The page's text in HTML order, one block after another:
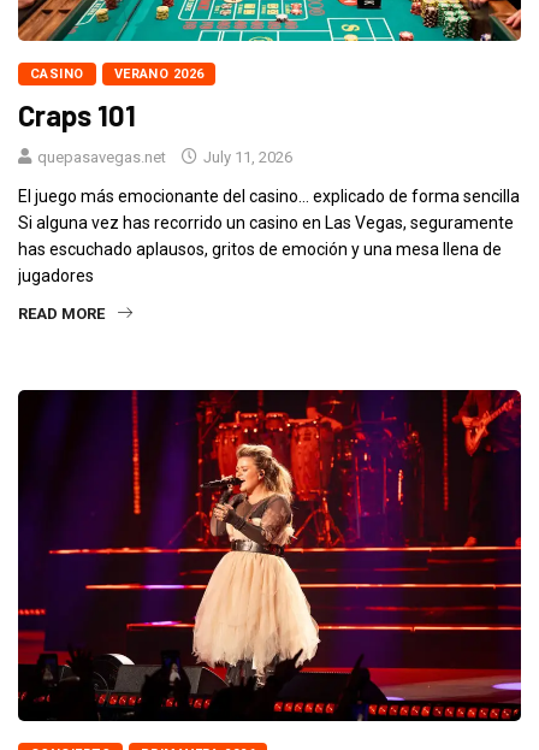
CASINO VERANO 2026
Craps 101
quepasavegas.net July 11, 2026
El juego más emocionante del casino… explicado de forma sencilla
Si alguna vez has recorrido un casino en Las Vegas, seguramente
has escuchado aplausos, gritos de emoción y una mesa llena de
jugadores
READ MORE